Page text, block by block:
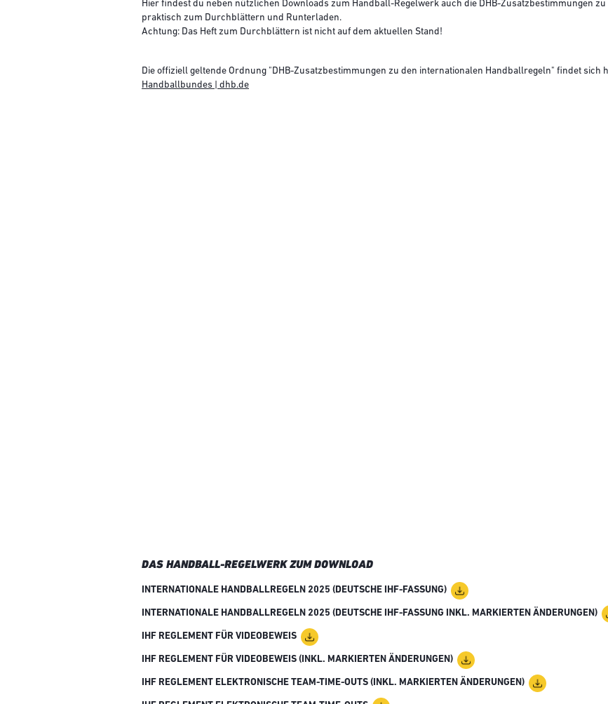
Hier findest du neben nützlichen Downloads zum Handball-Regelwerk auch die DHB-Zusatzbestimmungen
praktisch zum Durchblättern und Runterladen.
Achtung: Das Heft zum Durchblättern ist nicht auf dem aktuellen Stand!
Die offiziell geltende Ordnung "DHB-Zusatzbestimmungen zu den internationalen Handballregeln" findet sich
Handballbundes | dhb.de
DAS HANDBALL-REGELWERK ZUM DOWNLOAD
INTERNATIONALE HANDBALLREGELN 2025 (DEUTSCHE IHF-FASSUNG)
INTERNATIONALE HANDBALLREGELN 2025 (DEUTSCHE IHF-FASSUNG INKL. MARKIERTEN ÄNDERUNGEN)
IHF REGLEMENT FÜR VIDEOBEWEIS
IHF REGLEMENT FÜR VIDEOBEWEIS (INKL. MARKIERTEN ÄNDERUNGEN)
IHF REGLEMENT ELEKTRONISCHE TEAM-TIME-OUTS (INKL. MARKIERTEN ÄNDERUNGEN)